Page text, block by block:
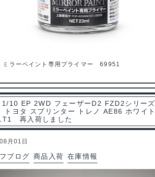
ラーペイント専用プライマー 69951
10 EP 2WD フェーザーD2 FZD2シリー
トヨタ スプリンター トレノ AE86 ホワイ
再入荷しました
月01日
ブログ 商品入荷 在庫情報